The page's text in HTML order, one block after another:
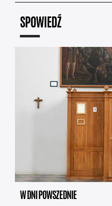
SPOWIEDŹ
W DNI POWSZEDNIE